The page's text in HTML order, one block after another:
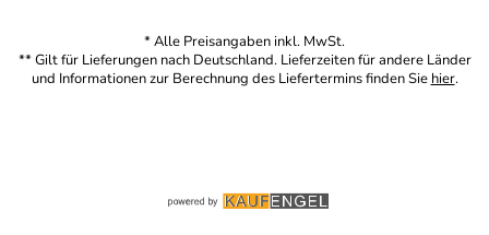
* Alle Preisangaben inkl. MwSt.
** Gilt für Lieferungen nach Deutschland. Lieferzeiten für andere Länder
und Informationen zur Berechnung des Liefertermins finden Sie hier.